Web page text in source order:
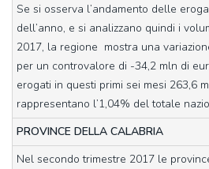
Se si osserva l’andamento delle
dell’anno, e si analizzano quindi i
2017, la regione mostra una
per un controvalore di -34,2 mln di
erogati in questi primi sei mesi 263,6
rappresentano l’1,04% del totale
PROVINCE DELLA CALABRIA
Nel secondo trimestre 2017 le